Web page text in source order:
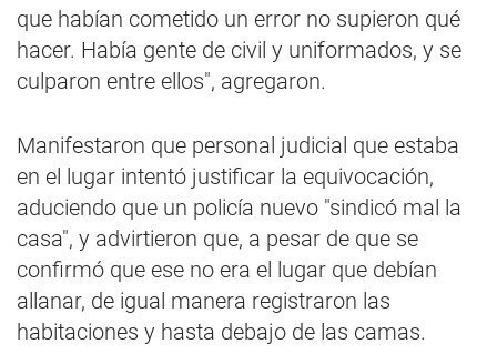
que habían cometido un error no supieron qué
hacer. Había gente de civil y uniformados, y se
culparon entre ellos", agregaron.
Manifestaron que personal judicial que estaba
en el lugar intentó justificar la equivocación,
aduciendo que un policía nuevo "sindicó mal la
casa", y advirtieron que, a pesar de que se
confirmó que ese no era el lugar que debían
allanar, de igual manera registraron las
habitaciones y hasta debajo de las camas.